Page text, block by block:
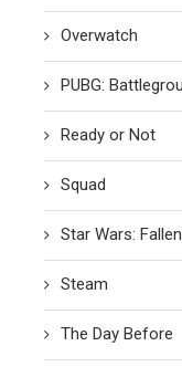
Overwatch
PUBG:
Ready or Not
Squad
Star Wars:
Steam
The Day Before